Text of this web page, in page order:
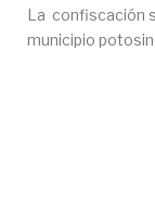
La confiscación
municipio